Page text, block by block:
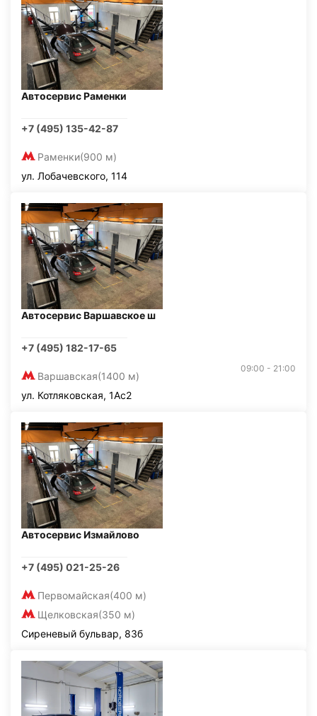
Автосервис Раменки
+7 (495) 135-42-87
Раменки(900 м)
ул. Лобачевского, 114
Автосервис Варшавское ш
+7 (495) 182-17-65
Варшавская(1400 м)
09:00 - 21:00
ул. Котляковская, 1Ас2
Автосервис Измайлово
+7 (495) 021-25-26
Первомайская(400 м)
Щелковская(350 м)
Сиреневый бульвар, 83б